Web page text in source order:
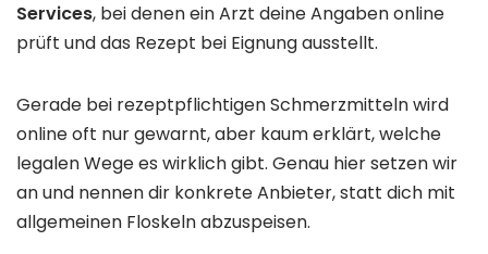
Services, bei denen ein Arzt deine Angaben online
prüft und das Rezept bei Eignung ausstellt.
Gerade bei rezeptpflichtigen Schmerzmitteln wird
online oft nur gewarnt, aber kaum erklärt, welche
legalen Wege es wirklich gibt. Genau hier setzen wir
an und nennen dir konkrete Anbieter, statt dich mit
allgemeinen Floskeln abzuspeisen.